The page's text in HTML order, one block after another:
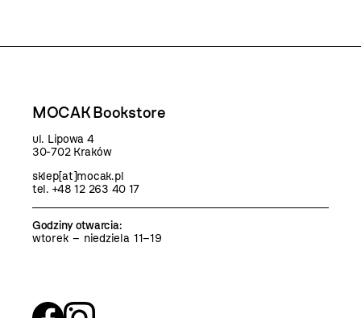
MOCAK Bookstore
ul. Lipowa 4
30-702 Kraków
sklep[at]mocak.pl
tel. +48 12 263 40 17
Godziny otwarcia:
wtorek – niedziela 11–19